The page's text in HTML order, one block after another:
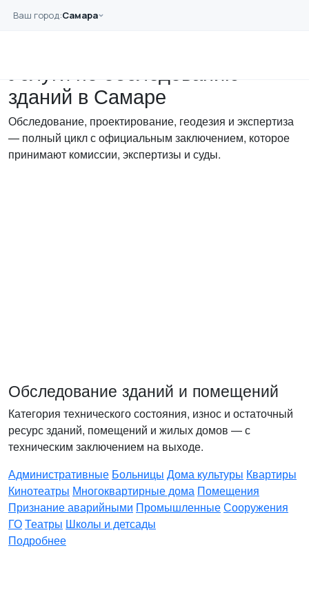
Ваш город:Самара
Главная
зданий в Самаре
Обследование, проектирование, геодезия и экспертиза
— полный цикл с официальным заключением, которое
принимают комиссии, экспертизы и суды.
Обследование зданий и помещений
Категория технического состояния, износ и остаточный
ресурс зданий, помещений и жилых домов — с
техническим заключением на выходе.
Административные Больницы Дома культуры Квартиры
Кинотеатры Многоквартирные дома Помещения
Признание аварийными ПромышленныеСооружения
ГОТеатры Школы и детсады
Подробнее